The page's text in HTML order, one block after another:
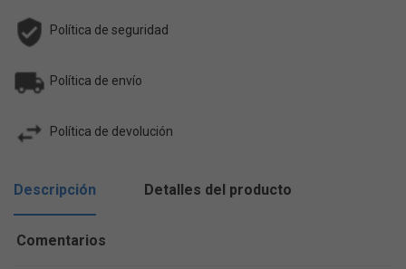
Política de seguridad
Política de envío
Política de devolución
Descripción Detalles del producto
Comentarios